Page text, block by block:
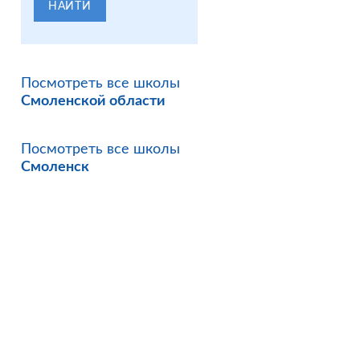
НАЙТИ
Посмотреть все школы
Смоленской области
Посмотреть все школы
Смоленск